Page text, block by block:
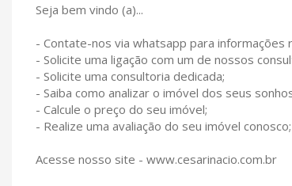
Seja bem vindo (a)...
- Contate-nos via whatsapp para informações
- Solicite uma ligação com um de nossos
- Solicite uma consultoria dedicada;
- Saiba como analizar o imóvel dos seus
- Calcule o preço do seu imóvel;
- Realize uma avaliação do seu imóvel conosco;
Acesse nosso site - www.cesarinacio.com.br